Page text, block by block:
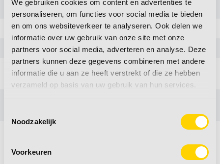
We gebruiken cookies om content en advertenties te
personaliseren, om functies voor social media te bieden
en om ons websiteverkeer te analyseren. Ook delen we
informatie over uw gebruik van onze site met onze
partners voor social media, adverteren en analyse. Deze
partners kunnen deze gegevens combineren met andere
informatie die u aan ze heeft verstrekt of die ze hebben
verzameld op basis van uw gebruik van hun services.
Noodzakelijk
Voorkeuren
Garantietermijn
2 jaar
Verstelbaar
6 standen
Frame kleur
Zwart
Eigenschappen
Inklapbaar
Kleur